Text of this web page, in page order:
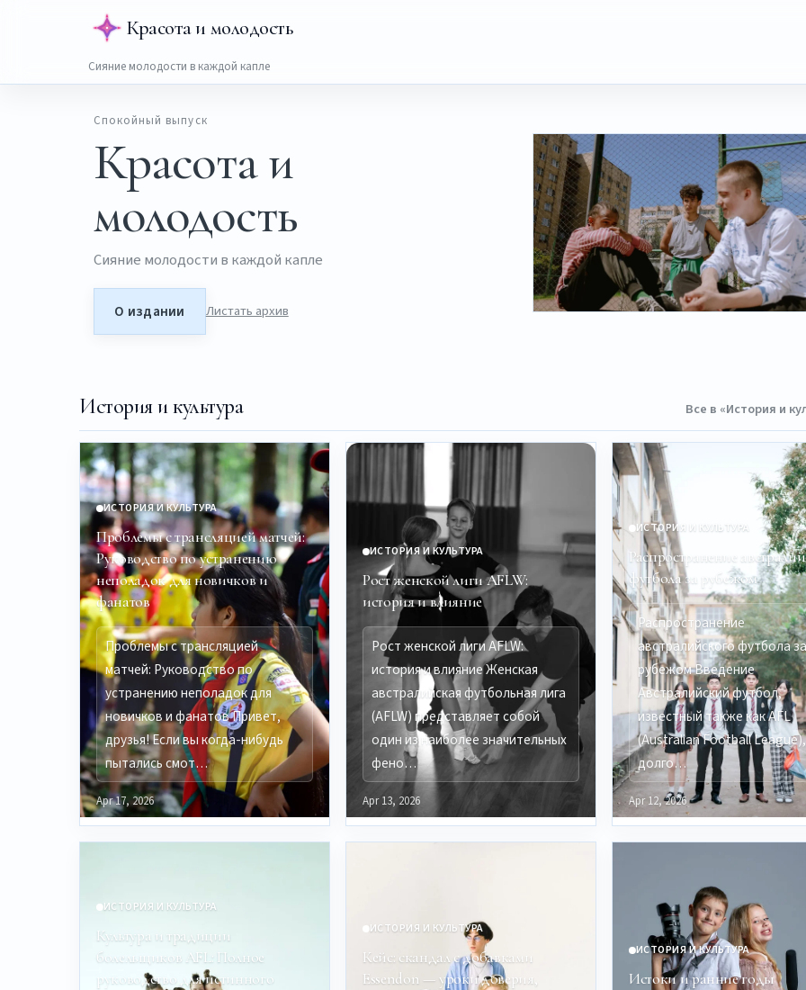
Красота и молодость
Сияние молодости в каждой капле
Спокойный выпуск
Красота и
молодость
Сияние молодости в каждой капле
О издании Листать архив
История и культура Все в «История и
ИСТОРИЯ И КУЛЬТУРА
Проблемы с трансляцией матчей:
Руководство по устранению
неполадок для новичков и
фанатов
Проблемы с трансляцией
матчей: Руководство по
устранению неполадок для
новичков и фанатов Привет,
друзья! Если вы когда-нибудь
пытались смот…
Apr 17, 2026
ИСТОРИЯ И КУЛЬТУРА
Рост женской лиги AFLW:
история и влияние
Рост женской лиги AFLW:
история и влияние Женская
австралийская футбольная лига
(AFLW) представляет собой
один из наиболее значительных
фено…
Apr 13, 2026
ИСТОРИЯ И КУЛЬТУРА
Распространение
футбола за рубежом
Распространение
австралийского футбола
рубежом Введение
Австралийский футбол,
известный также как AFL
(Australian Football League),
долго…
Apr 12, 2026
ИСТОРИЯ И КУЛЬТУРА
Культура и традиции
болельщиков AFL: Полное
руководство для истинного
ИСТОРИЯ И КУЛЬТУРА
Кейс: скандал с добавками
Essendon — уроки доверия,
ИСТОРИЯ И КУЛЬТУРА
Истоки и ранние годы